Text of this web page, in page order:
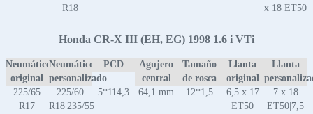
R18
x 18 ET50
Honda CR-X III (EH, EG) 1998 1.6 i VTi
Neumático
original
Neumático
personalizado
PCD
Agujero
central
Tamaño
de rosca
Llanta
original
Llanta
225/65
R17
225/60
R18|235/55
5*114,3 64,1 mm 12*1,5
6,5 x 17
ET50
7 x 18
ET50|7,5